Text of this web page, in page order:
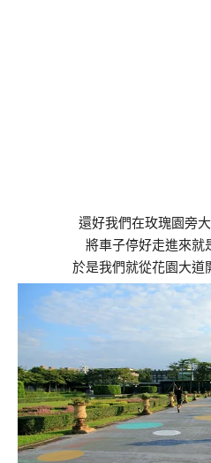
還好我們在玫瑰園旁
將車子停好走進來就
於是我們就從花園大道